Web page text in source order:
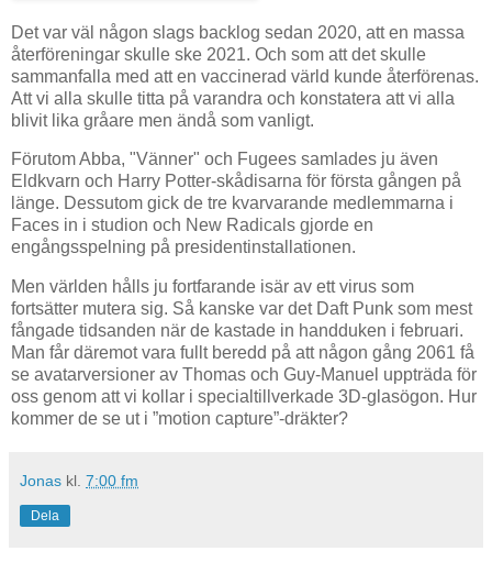
Det var väl någon slags backlog sedan 2020, att en massa
återföreningar skulle ske 2021. Och som att det skulle
sammanfalla med att en vaccinerad värld kunde återförenas.
Att vi alla skulle titta på varandra och konstatera att vi alla
blivit lika gråare men ändå som vanligt.
Förutom Abba, "Vänner" och Fugees samlades ju även
Eldkvarn och Harry Potter-skådisarna för första gången på
länge. Dessutom gick de tre kvarvarande medlemmarna i
Faces in i studion och New Radicals gjorde en
engångsspelning på presidentinstallationen.
Men världen hålls ju fortfarande isär av ett virus som
fortsätter mutera sig. Så kanske var det Daft Punk som mest
fångade tidsanden när de kastade in handduken i februari.
Man får däremot vara fullt beredd på att någon gång 2061 få
se avatarversioner av Thomas och Guy-Manuel uppträda för
oss genom att vi kollar i specialtillverkade 3D-glasögon. Hur
kommer de se ut i ”motion capture”-dräkter?
Jonas kl. 7:00 fm
Dela